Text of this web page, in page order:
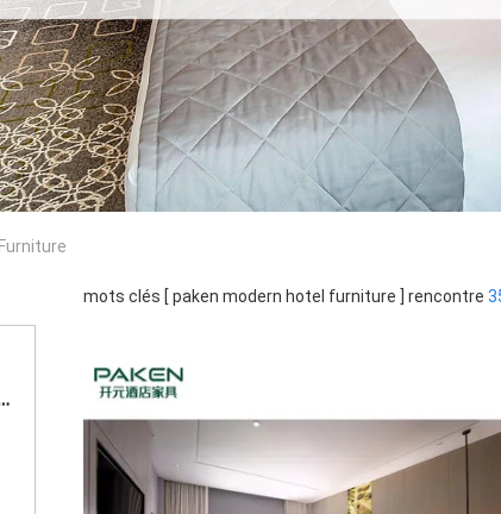
chambre à coucher d'hôtel
mots clés [ paken modern hotel furniture ] rencontre